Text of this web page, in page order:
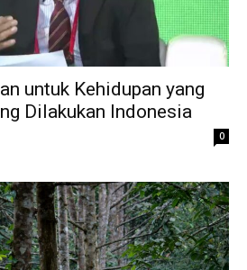
untuk Kehidupan yang
Dilakukan Indonesia
0